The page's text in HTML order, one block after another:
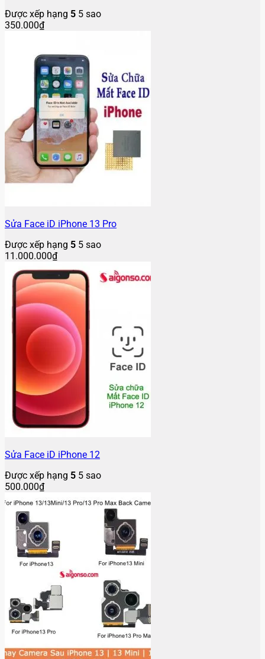
Được xếp hạng 5 5 sao
350.000₫
Sửa Face iD iPhone 13 Pro
Được xếp hạng 5 5 sao
11.000.000₫
Sửa Face iD iPhone 12
Được xếp hạng 5 5 sao
500.000₫